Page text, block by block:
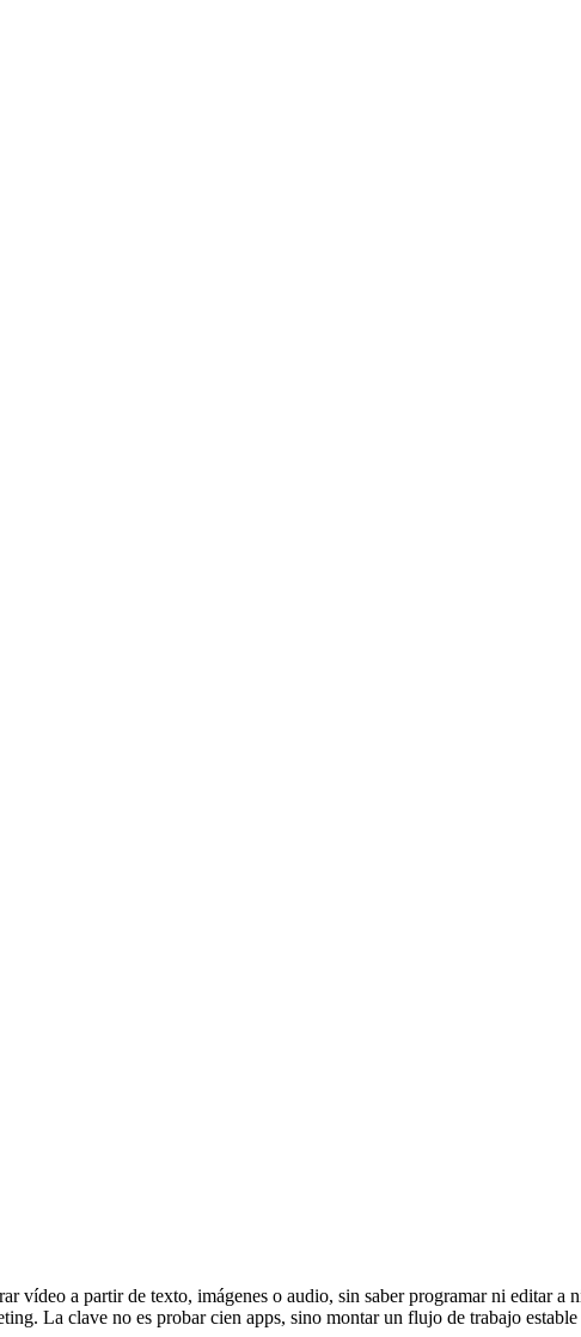
vídeo a partir de texto, imágenes o audio, sin saber programar ni editar a
La clave no es probar cien apps, sino montar un flujo de trabajo